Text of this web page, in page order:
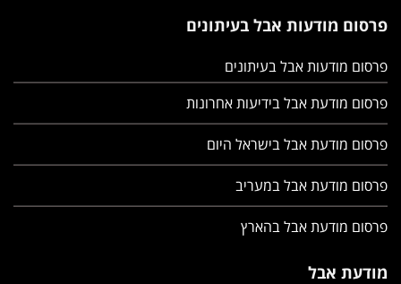
פרסום מודעות אבל בעיתונים
פרסום מודעות אבל בעיתונים
פרסום מודעת אבל בידיעות אחרונות
פרסום מודעת אבל בישראל היום
פרסום מודעת אבל במעריב
פרסום מודעת אבל בהארץ
מודעת אבל